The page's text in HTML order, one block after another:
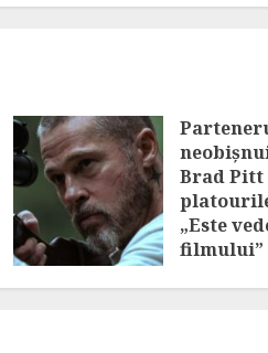
Brad Pitt
„Este
filmului”